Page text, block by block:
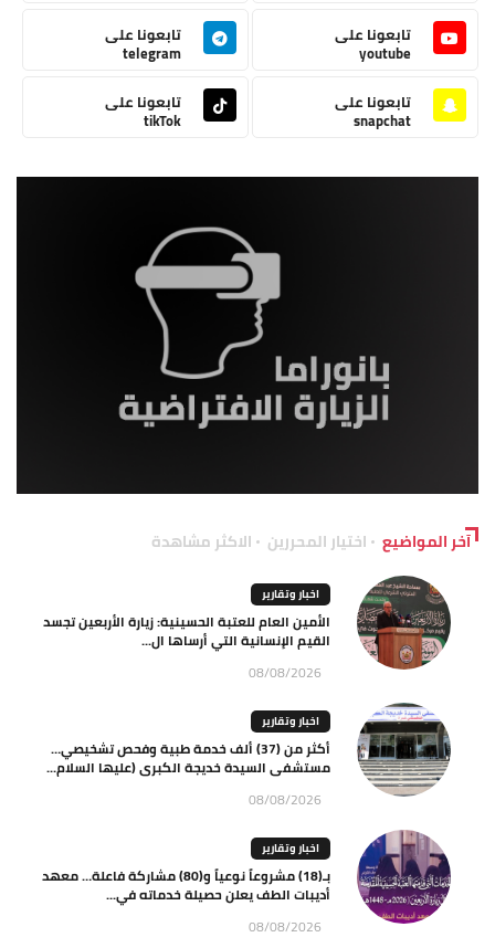
تابعونا على
youtube
تابعونا على
telegram
تابعونا على
snapchat
تابعونا على
tikTok
آخر المواضيع اختيار المحررين الاكثر مشاهدة
اخبار وتقارير
الأمين العام للعتبة الحسينية: زيارة الأربعين تجسد
القيم الإنسانية التي أرساها ال...
08/08/2026
اخبار وتقارير
أكثر من (37) ألف خدمة طبية وفحص تشخيصي…
مستشفى السيدة خديجة الكبرى (عليها السلام...
08/08/2026
اخبار وتقارير
بـ(18) مشروعاً نوعياً و(80) مشاركة فاعلة… معهد
أديبات الطف يعلن حصيلة خدماته في...
08/08/2026